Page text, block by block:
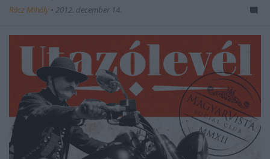
Rácz Mihály • 2012. december 14.